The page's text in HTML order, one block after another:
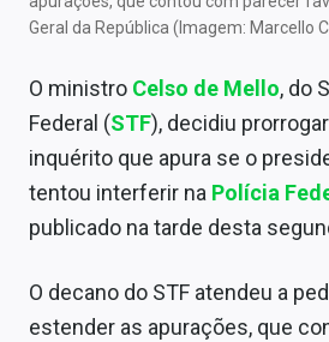
Renda Fixa
Mercados
Economia
Empresas
Política
Geral da República (Imagem: Marcello
O ministro Celso de Mello, do
Federal (STF), decidiu
inquérito que apura se o
tentou interferir na Polícia
publicado na tarde desta
O decano do STF atendeu a
estender as apurações, que